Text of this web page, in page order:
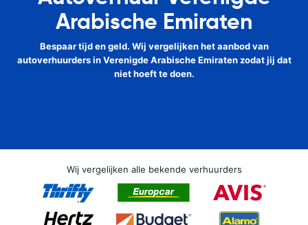
Arabische Emiraten
Bespaar tijd en geld. Wij vergelijken het aanbod van
autoverhuurders in Verenigde Arabische Emiraten zodat jij dat
niet hoeft te doen.
Wij vergelijken alle bekende verhuurders